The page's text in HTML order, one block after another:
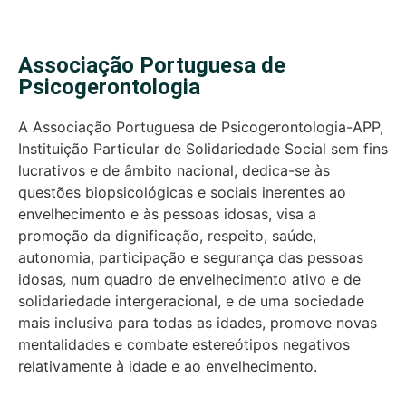
Associação Portuguesa de
Psicogerontologia
A Associação Portuguesa de Psicogerontologia-APP,
Instituição Particular de Solidariedade Social sem fins
lucrativos e de âmbito nacional, dedica-se às
questões biopsicológicas e sociais inerentes ao
envelhecimento e às pessoas idosas, visa a
promoção da dignificação, respeito, saúde,
autonomia, participação e segurança das pessoas
idosas, num quadro de envelhecimento ativo e de
solidariedade intergeracional, e de uma sociedade
mais inclusiva para todas as idades, promove novas
mentalidades e combate estereótipos negativos
relativamente à idade e ao envelhecimento.